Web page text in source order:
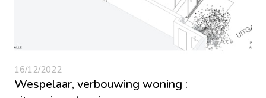
16/12/2022
Wespelaar, verbouwing woning :